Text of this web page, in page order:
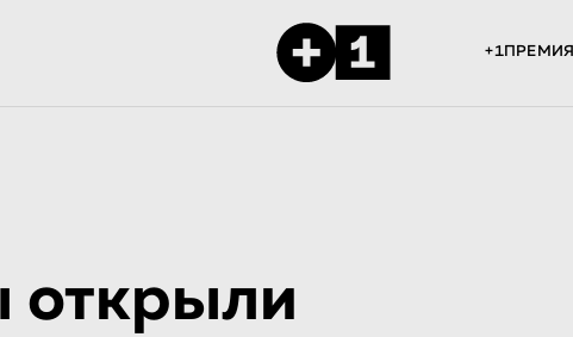
+1ПРЕМИЯ
открыли